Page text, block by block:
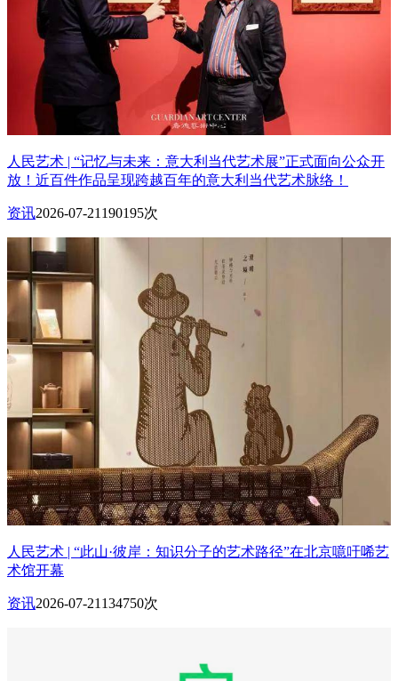
人民艺术 | “记忆与未来：意大利当代艺术展”正式面向公众开
放！近百件作品呈现跨越百年的意大利当代艺术脉络！
资讯2026-07-21 190195次
人民艺术 | “此山·彼岸：知识分子的艺术路径”在北京噫吁唏艺
术馆开幕
资讯2026-07-21 134750次